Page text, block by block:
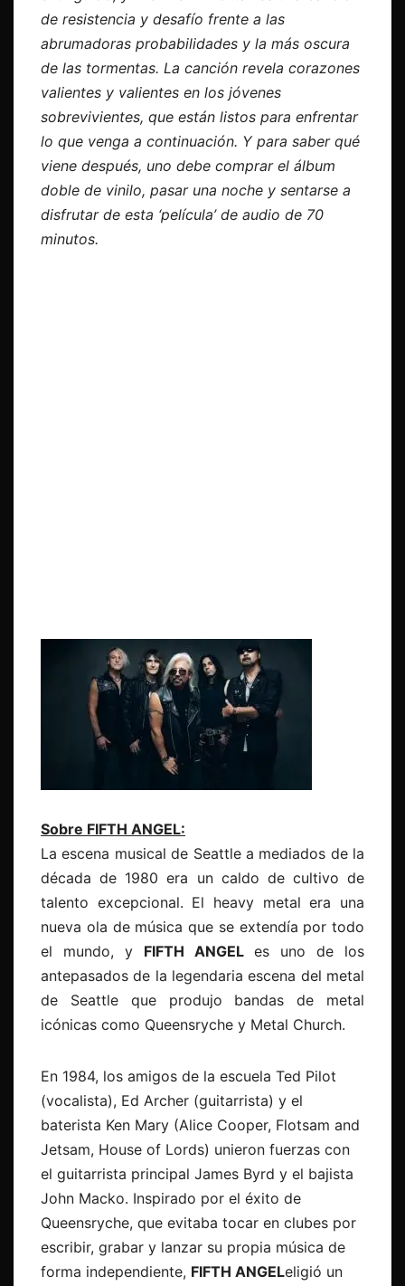
de resistencia y desafío frente a las
abrumadoras probabilidades y la más oscura
de las tormentas. La canción revela corazones
valientes y valientes en los jóvenes
sobrevivientes, que están listos para enfrentar
lo que venga a continuación. Y para saber qué
viene después, uno debe comprar el álbum
doble de vinilo, pasar una noche y sentarse a
disfrutar de esta ‘película’ de audio de 70
minutos.
Sobre FIFTH ANGEL:
La escena musical de Seattle a mediados de la
década de 1980 era un caldo de cultivo de
talento excepcional. El heavy metal era una
nueva ola de música que se extendía por todo
el mundo, y FIFTH ANGELes uno de los
antepasados de la legendaria escena del metal
de Seattle que produjo bandas de metal
icónicas como Queensryche y Metal Church.
En 1984, los amigos de la escuela Ted Pilot
(vocalista), Ed Archer (guitarrista) y el
baterista Ken Mary (Alice Cooper, Flotsam and
Jetsam, House of Lords) unieron fuerzas con
el guitarrista principal James Byrd y el bajista
John Macko. Inspirado por el éxito de
Queensryche, que evitaba tocar en clubes por
escribir, grabar y lanzar su propia música de
forma independiente, FIFTH ANGELeligió un